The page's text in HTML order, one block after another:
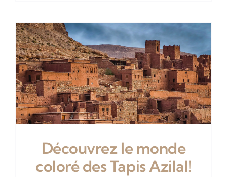
Découvrez le monde
coloré des Tapis Azilal!